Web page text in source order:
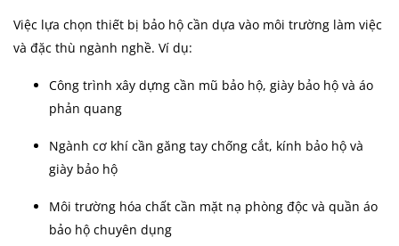
Việc lựa chọn thiết bị bảo hộ cần dựa vào môi trường làm việc
và đặc thù ngành nghề. Ví dụ:
Công trình xây dựng cần mũ bảo hộ, giày bảo hộ và áo
phản quang
Ngành cơ khí cần găng tay chống cắt, kính bảo hộ và
giày bảo hộ
Môi trường hóa chất cần mặt nạ phòng độc và quần áo
bảo hộ chuyên dụng